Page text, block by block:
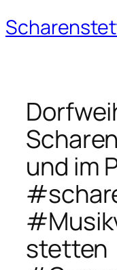
Zum
Inhalt
und im
stetten